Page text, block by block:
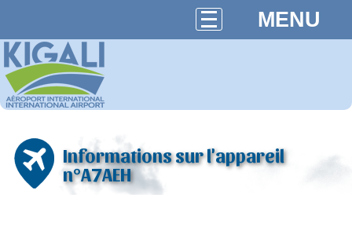
MENU
Informations sur l'appareil
n°A7AEH